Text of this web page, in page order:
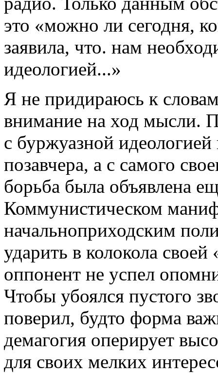
это «можно ли сегодня,
заявила, что. нам
идеологией...»
Я не придираюсь к
внимание на ход мысли.
с буржуазной
позавчера, а с самого
борьба была объявлена
Коммунистическом
начальноприходским
ударить в колокола
оппонент не успел
Чтобы убоялся пустого
поверил, будто форма
демагогия оперирует
для своих мелких